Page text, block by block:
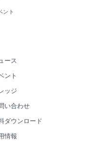
ント
ース
ント
ッジ
い合わせ
ダウンロード
情報